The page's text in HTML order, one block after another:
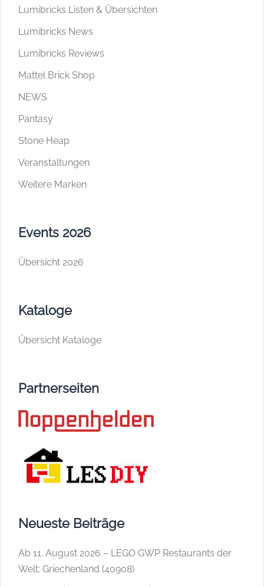
Lumibricks Listen & Übersichten
Lumibricks News
Lumibricks Reviews
Mattel Brick Shop
NEWS
Pantasy
Stone Heap
Veranstaltungen
Weitere Marken
Events 2026
Übersicht 2026
Kataloge
Übersicht Kataloge
Partnerseiten
Neueste Beiträge
Ab 11. August 2026 – LEGO GWP Restaurants der
Welt: Griechenland (40908)